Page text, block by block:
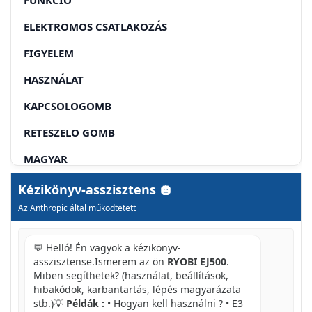
ELEKTROMOS CSATLAKOZÁS
FIGYELEM
HASZNÁLAT
KAPCSOLOGOMB
RETESZELO GOMB
MAGYAR
A FÜRÉSZLAPOK FELSZERELESE
ALTALANOS VAGAS
VAGAS SZOG ALATT (FERDEVAGAS)
A SZÖG BEÁLLITÁSA
Kézikönyv-asszisztens
Az Anthropic által működtetett
💬 Helló! Én vagyok a kézikönyv-
asszisztense.Ismerem az ön RYOBI EJ500.
Miben segíthetek? (használat, beállítások,
hibakódok, karbantartás, lépés magyarázata
stb.)💡 Példák : • Hogyan kell használni ? • E3